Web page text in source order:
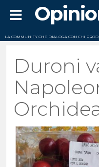
LA COMMUNITY CHE DIALOGA CON CHI
Duroni